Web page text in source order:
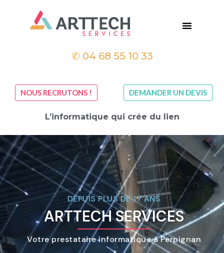
✆ 04 68 55 10 33
NOUS RECRUTONS ! DEMANDER UN DEVIS
L’informatique qui crée du lien
DEPUIS PLUS DE 17 ANS
ARTTECH SERVICES
Votre prestataire informatique à Perpignan